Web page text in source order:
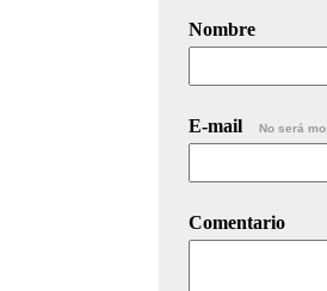
Nombre
E-mail No será
Comentario